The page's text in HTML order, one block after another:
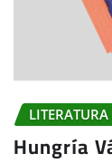
LITERATURA
Hungría